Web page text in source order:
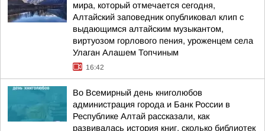
мира, который отмечается сегодня,
Алтайский заповедник опубликовал клип с
выдающимся алтайским музыкантом,
виртуозом горлового пения, уроженцем села
Улаган Алашем Топчиным
16:42
Во Всемирный день книголюбов
администрация города и Банк России в
Республике Алтай рассказали, как
развивалась история книг, сколько библиотек